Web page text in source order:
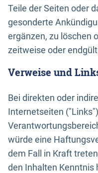
Teile der Seiten oder
gesonderte
ergänzen, zu löschen
zeitweise oder
Verweise und
Bei direkten oder
Internetseiten
würde eine
dem Fall in Kraft
den Inhalten Kenntnis